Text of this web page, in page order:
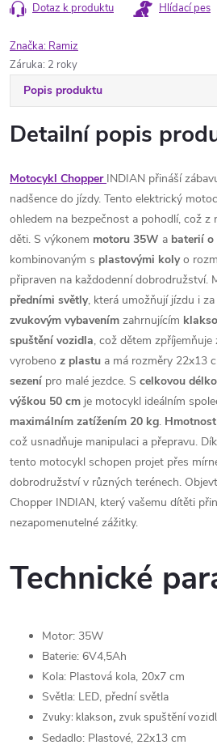
Dotaz k produktu Hlídací pes
Značka: Ramiz
Záruka: 2 roky
Popis produktu
Detailní popis
Motocykl Chopper INDIAN přináší
nadšence do jízdy. Tento elektrický
ohledem na bezpečnost a pohodlí, což z
děti. S výkonem motoru 35W a baterií o
kombinovaným s plastovými kolyo
připraven na každodenní dobrodružství.
předními světly, která umožňují jízdu i
zvukovým vybavením zahrnujícím
spuštění vozidla, což dětem zpříjemňuje
vyrobeno z plastu a má rozměry 22x13
sezení pro malé jezdce. S celkovou
výškou 50 cm je motocykl ideálním
maximálním zatížením 20 kg.
což usnadňuje manipulaci a přepravu.
tento motocykl schopen projet přes
dobrodružství v různých terénech.
Chopper INDIAN, který vašemu dítěti
nezapomenutelné zážitky.
Technické
Motor: 35W
Baterie: 6V4,5Ah
Kola: Plastová kola, 20x7 cm
Světla: LED, přední světla
Zvuky: klakson, zvuk spuštění
Sedadlo: Plastové, 22x13 cm